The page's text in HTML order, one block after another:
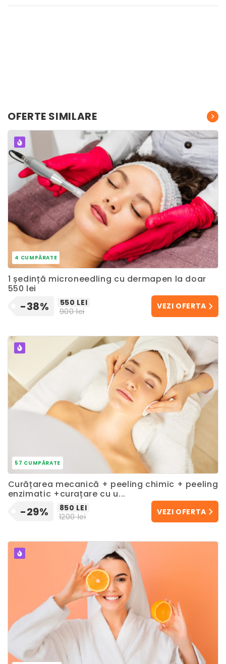
OFERTE SIMILARE
POPULAR
4 CUMPĂRATE
1 ședință microneedling cu dermapen la doar
550 lei
-38%
550 LEI
900 lei
VEZI OFERTA
57 CUMPĂRATE
Curățarea mecanică + peeling chimic + peeling
enzimatic +curațare cu u...
-29%
850 LEI
1200 lei
VEZI OFERTA